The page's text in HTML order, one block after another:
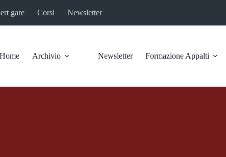
gare Corsi Newsletter
Home Archivio Newsletter Formazione Appalti